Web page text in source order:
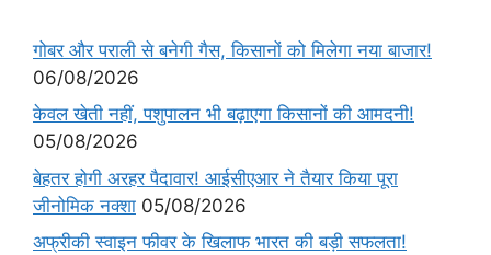
गोबर और पराली से बनेगी गैस, किसानों को मिलेगा नया बाजार!
06/08/2026
केवल खेती नहीं, पशुपालन भी बढ़ाएगा किसानों की आमदनी!
05/08/2026
बेहतर होगी अरहर पैदावार! आईसीएआर ने तैयार किया पूरा
जीनोमिक नक्शा 05/08/2026
अफ्रीकी स्वाइन फीवर के खिलाफ भारत की बड़ी सफलता!